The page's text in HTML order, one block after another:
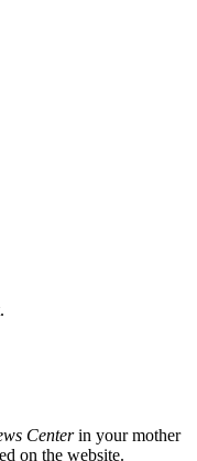
Centerin your mother
on the website.